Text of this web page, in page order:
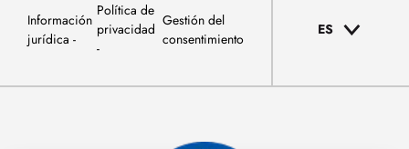
Información
jurídica
Política de
privacidad
Gestión del
consentimiento
ES